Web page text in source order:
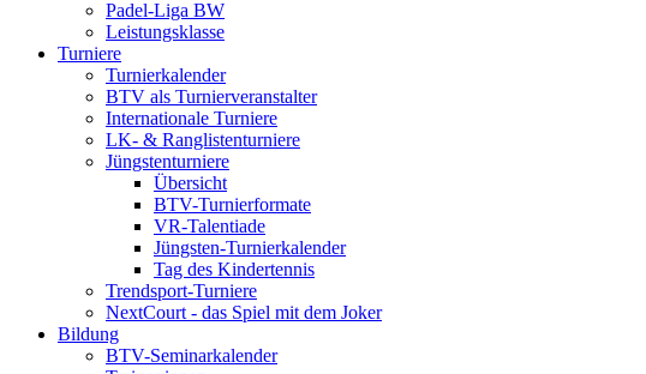
Padel-Liga BW
Leistungsklasse
Turniere
Turnierkalender
BTV als Turnierveranstalter
Internationale Turniere
LK- & Ranglistenturniere
Jüngstenturniere
Übersicht
BTV-Turnierformate
VR-Talentiade
Jüngsten-Turnierkalender
Tag des Kindertennis
Trendsport-Turniere
NextCourt - das Spiel mit dem Joker
Bildung
BTV-Seminarkalender